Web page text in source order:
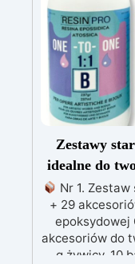
Zestawy
idealne do
Nr 1.
+ 29
epoksydowej
akcesoriów do
g żywicy, 10